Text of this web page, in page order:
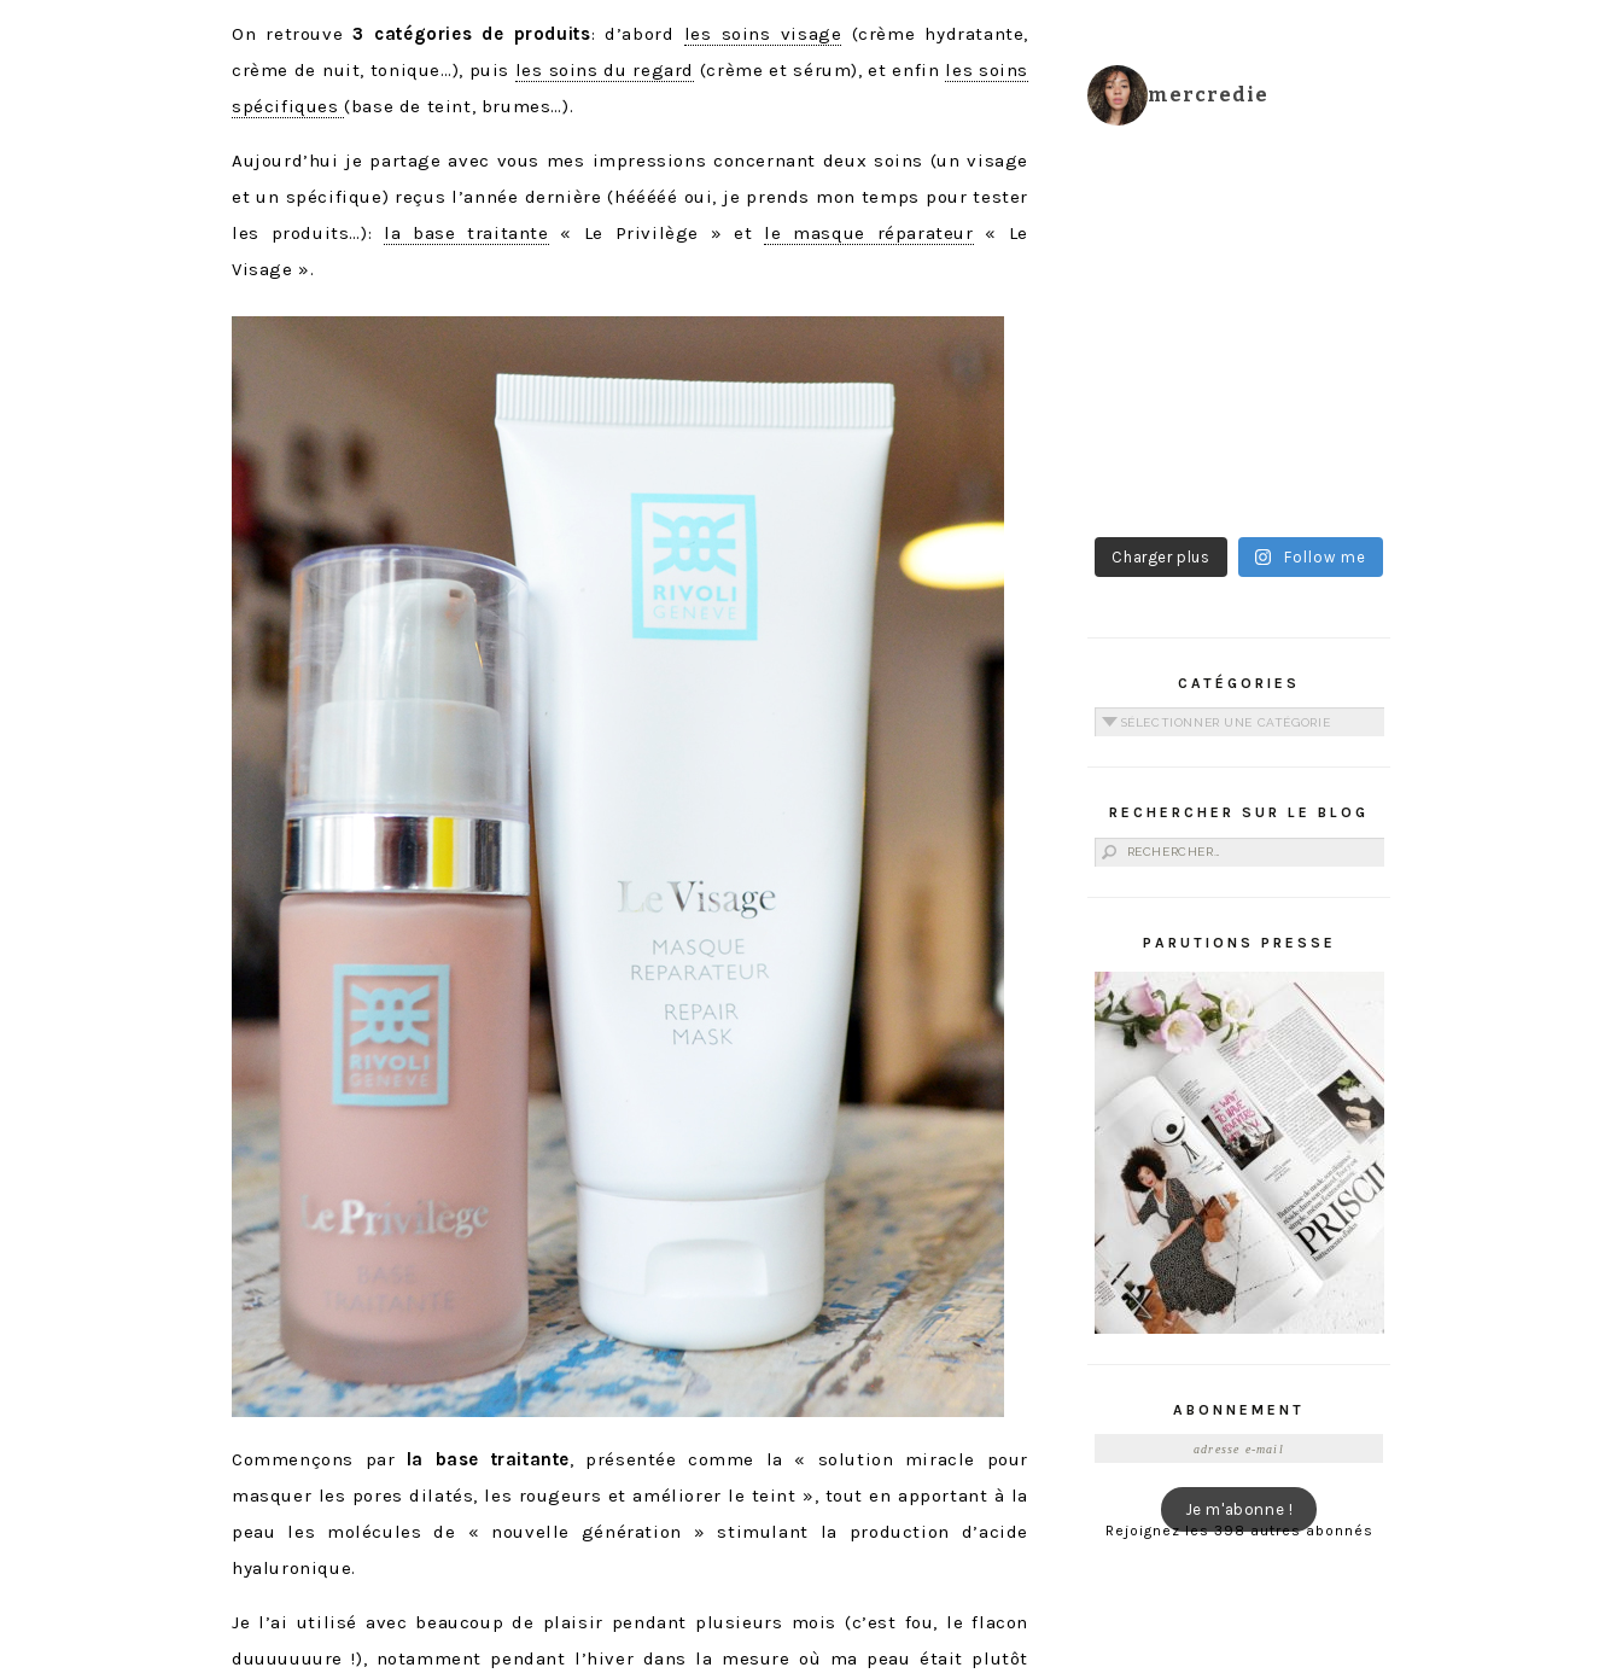
On retrouve3 catégories de produits: d’abord les soins visage (crème hydratante,
crème de nuit, tonique…), puis les soins du regard (crème et sérum), et enfin les soins
spécifiques(base de teint, brumes…).
Aujourd’hui je partage avec vous mes impressions concernant deux soins (un visage
et un spécifique) reçus l’année dernière (hééééé oui, je prends mon temps pour tester
les produits…): la base traitante « Le Privilège » et le masque réparateur « Le
Visage ».
Commençons par la base traitante, présentée comme la « solution miracle pour
masquer les pores dilatés, les rougeurs et améliorer le teint », tout en apportant à la
peau les molécules de « nouvelle génération » stimulant la production d’acide
hyaluronique.
Je l’ai utilisé avec beaucoup de plaisir pendant plusieurs mois (c’est fou, le flacon
duuuuuuure !), notamment pendant l’hiver dans la mesure où ma peau était plutôt
mercredie
Charger plus Follow me
CATÉGORIES
Catégories
RECHERCHER SUR LE BLOG
Rechercher :
PARUTIONS PRESSE
ABONNEMENT
Je m'abonne !
Rejoignez les 398 autres abonnés